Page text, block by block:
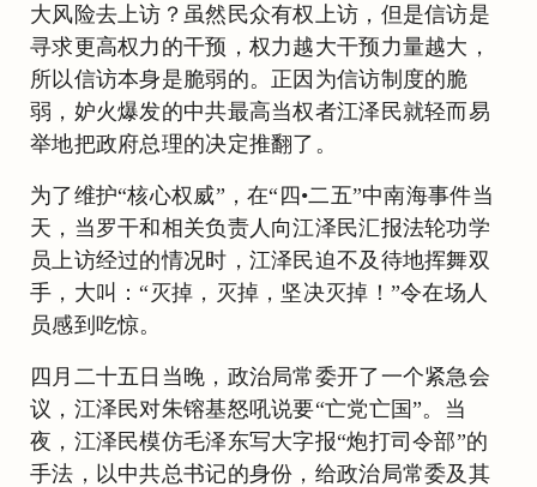
大风险去上访？虽然民众有权上访，但是信访是
寻求更高权力的干预，权力越大干预力量越大，
所以信访本身是脆弱的。正因为信访制度的脆
弱，妒火爆发的中共最高当权者江泽民就轻而易
举地把政府总理的决定推翻了。
为了维护“核心权威”，在“四•二五”中南海事件当
天，当罗干和相关负责人向江泽民汇报法轮功学
员上访经过的情况时，江泽民迫不及待地挥舞双
手，大叫：“灭掉，灭掉，坚决灭掉！”令在场人
员感到吃惊。
四月二十五日当晚，政治局常委开了一个紧急会
议，江泽民对朱镕基怒吼说要“亡党亡国”。当
夜，江泽民模仿毛泽东写大字报“炮打司令部”的
手法，以中共总书记的身份，给政治局常委及其